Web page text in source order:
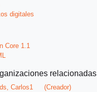
digitales
Core 1.1
relacionadas
Carlos1
(Creador)